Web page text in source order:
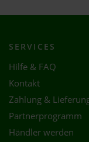
SERVICES
Hilfe & FAQ
Kontakt
Zahlung &
Partnerprogramm
Händler werden